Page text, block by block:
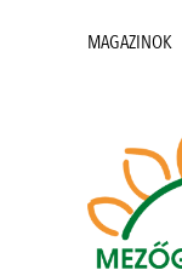
MAGAZINOK